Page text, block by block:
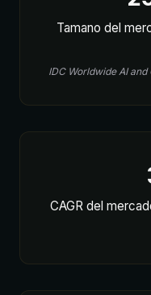
Tamano del
IDC Worldwide AI
CAGR del